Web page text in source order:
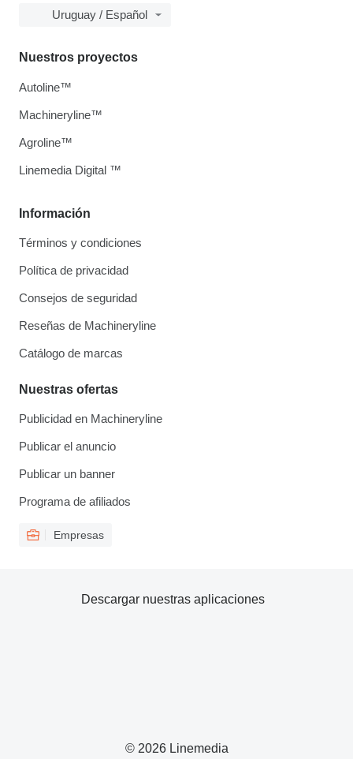
Uruguay / Español
Información
Términos y condiciones
Política de privacidad
Consejos de seguridad
Reseñas de Machineryline
Catálogo de marcas
Nuestras ofertas
Publicidad en Machineryline
Publicar el anuncio
Publicar un banner
Programa de afiliados
Empresas
Nuestros proyectos
Autoline™
Machineryline™
Agroline™
Linemedia Digital ™
© 2026 Linemedia
Descargar nuestras aplicaciones